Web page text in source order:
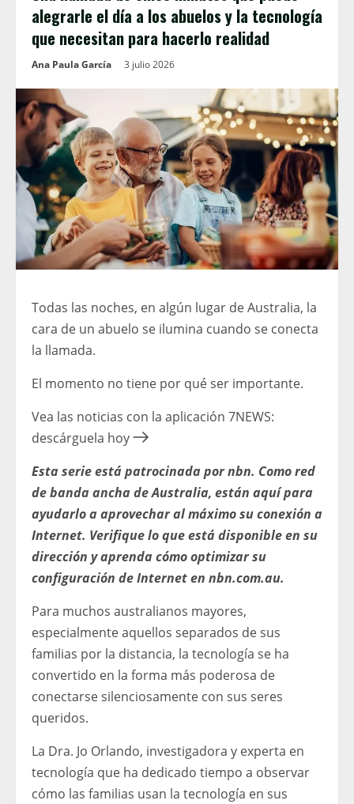
alegrarle el día a los abuelos y la tecnología
que necesitan para hacerlo realidad
Ana Paula García 3 julio 2026
Todas las noches, en algún lugar de Australia, la
cara de un abuelo se ilumina cuando se conecta
la llamada.
El momento no tiene por qué ser importante.
Vea las noticias con la aplicación 7NEWS:
descárguela hoy
Esta serie está patrocinada por nbn. Como red
de banda ancha de Australia, están aquí para
ayudarlo a aprovechar al máximo su conexión a
Internet. Verifique lo que está disponible en su
dirección y aprenda cómo optimizar su
configuración de Internet en nbn.com.au.
Para muchos australianos mayores,
especialmente aquellos separados de sus
familias por la distancia, la tecnología se ha
convertido en la forma más poderosa de
conectarse silenciosamente con sus seres
queridos.
La Dra. Jo Orlando, investigadora y experta en
tecnología que ha dedicado tiempo a observar
cómo las familias usan la tecnología en sus